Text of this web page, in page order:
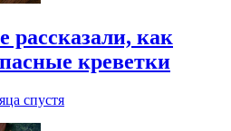
рассказали, как
креветки
спустя